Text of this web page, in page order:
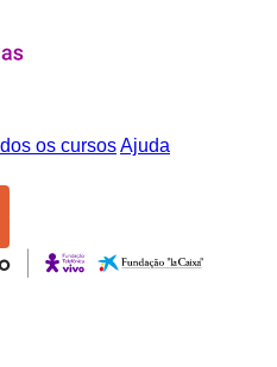
os cursosAjuda